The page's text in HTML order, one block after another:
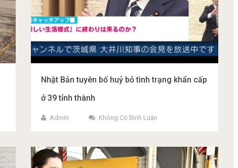
Nhật Bản tuyên bố huỷ bỏ tình trạng khẩn cấp
ở 39 tỉnh thành
Admin Không Có Bình Luận